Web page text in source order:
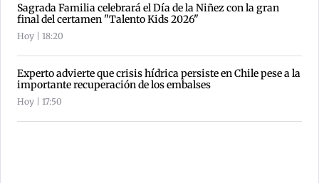
Sagrada Familia celebrará el Día de la Niñez con la gran
final del certamen "Talento Kids 2026"
Hoy | 18:20
Experto advierte que crisis hídrica persiste en Chile pese a la
importante recuperación de los embalses
Hoy | 17:50